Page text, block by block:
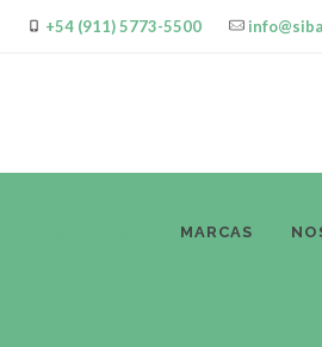
+54 (911) 5773-5500
MARCAS